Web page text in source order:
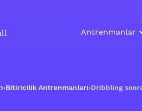
Antrenmanlar
›Bitiricilik Antrenmanları›Dribbling